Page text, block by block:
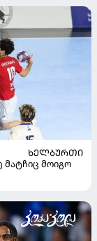
ᲮᲔᲚᲑᲣᲠᲗᲘ
მატჩიც მოიგო